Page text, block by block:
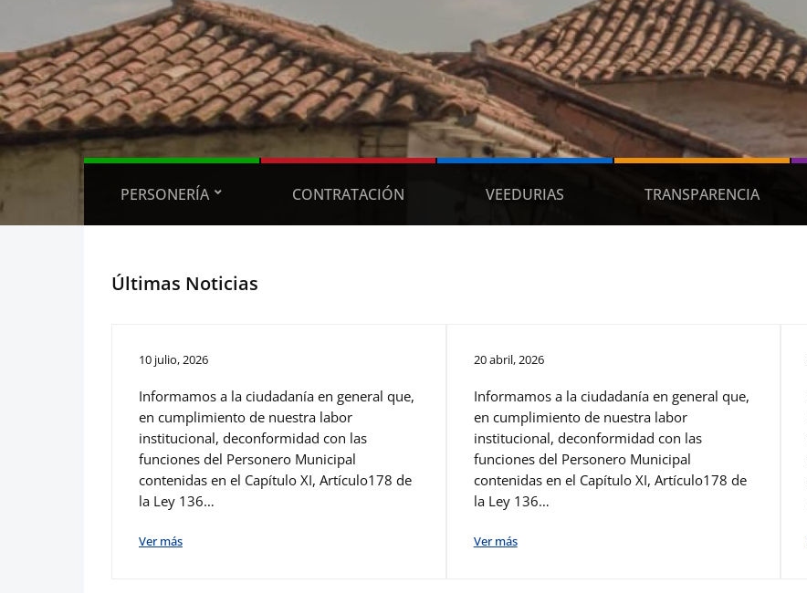
PERSONERÍA CONTRATACIÓN VEEDURIAS TRANSPARENCIA
Últimas Noticias
10 julio, 2026
Informamos a la ciudadanía en general que,
en cumplimiento de nuestra labor
institucional, deconformidad con las
funciones del Personero Municipal
contenidas en el Capítulo XI, Artículo178 de
la Ley 136…
Ver más
20 abril, 2026
Informamos a la ciudadanía en general que,
en cumplimiento de nuestra labor
institucional, deconformidad con las
funciones del Personero Municipal
contenidas en el Capítulo XI, Artículo178 de
la Ley 136…
Ver más